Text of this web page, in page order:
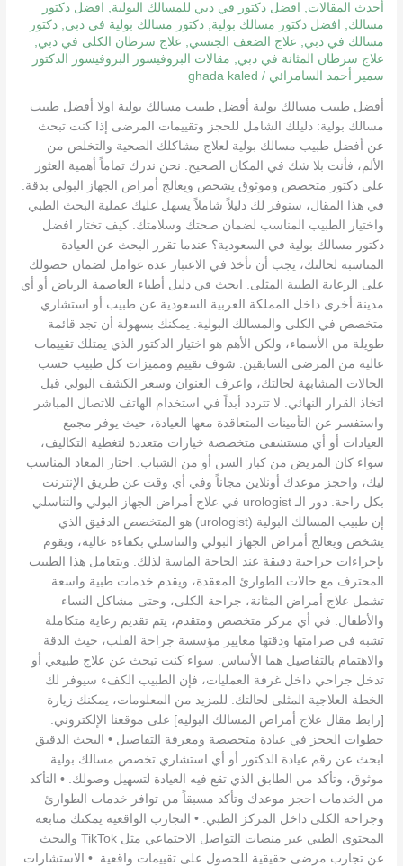
أحدث المقالات, افضل دكتور في دبي للمسالك البولية,
افضل دكتور
مسالك, افضل دكتور مسالك بولية,دكتور مسالك بولية في دبي,دكتور
مسالك في دبي, علاج الضعف الجنسي, علاج سرطان الكلى في دبي,
علاج سرطان المثانة في دبي, مقالات البروفيسور البروفيسور الدكتور
سمير أحمد السامرائي /
ghada kaled
أفضل طبيب مسالك بولية أفضل طبيب مسالك بولية اولا أفضل طبيب
مسالك بولية: دليلك الشامل للحجز وتقييمات المرضى إذا كنت تبحث
عن أفضل طبيب مسالك بولية لعلاج مشاكلك الصحية والتخلص من
الألم، فأنت بلا شك في المكان الصحيح. نحن ندرك تماماً أهمية العثور
على دكتور متخصص وموثوق يشخص ويعالج أمراض الجهاز البولي بدقة.
في هذا المقال، سنوفر لك دليلاً شاملاً يسهل عليك عملية البحث الطبي
واختيار الطبيب المناسب لضمان صحتك وسلامتك. كيف تختار افضل
دكتور مسالك بولية في السعودية؟ عندما تقرر البحث عن العيادة
المناسبة لحالتك، يجب أن تأخذ في الاعتبار عدة عوامل لضمان حصولك
على الرعاية الطبية المثلى. ابحث في دليل أطباء العاصمة الرياض أو أي
مدينة أخرى داخل المملكة العربية السعودية عن طبيب أو استشاري
متخصص في الكلى والمسالك البولية. يمكنك بسهولة أن تجد قائمة
طويلة من الأسماء، ولكن الأهم هو اختيار الدكتور الذي يمتلك تقييمات
عالية من المرضى السابقين. شوف تقييم ومميزات كل طبيب حسب
الحالات المشابهة لحالتك، واعرف العنوان وسعر الكشف البولي قبل
اتخاذ القرار النهائي. لا تتردد أبداً في استخدام الهاتف للاتصال المباشر
واستفسر عن التأمينات المتعاقدة معها العيادة، حيث يوفر مجمع
العيادات أو أي مستشفى متخصصة خيارات متعددة لتغطية التكاليف،
سواء كان المريض من كبار السن أو من الشباب. اختار المعاد المناسب
ليك، واحجز موعدك أونلاين مجاناً وفي أي وقت عن طريق الإنترنت
بكل راحة. دور الـ urologist في علاج أمراض الجهاز البولي والتناسلي
إن طبيب المسالك البولية (urologist) هو المتخصص الدقيق الذي
يشخص ويعالج أمراض الجهاز البولي والتناسلي بكفاءة عالية، ويقوم
بإجراءات جراحية دقيقة عند الحاجة الماسة لذلك. ويتعامل هذا الطبيب
المحترف مع حالات الطوارئ المعقدة، ويقدم خدمات طبية واسعة
تشمل علاج أمراض المثانة، جراحة الكلى، وحتى مشاكل النساء
والأطفال. في أي مركز متخصص ومتقدم، يتم تقديم رعاية متكاملة
تشبه في صرامتها ودقتها معايير مؤسسة جراحة القلب، حيث الدقة
والاهتمام بالتفاصيل هما الأساس. سواء كنت تبحث عن علاج طبيعي أو
تدخل جراحي داخل غرفة العمليات، فإن الطبيب الكفء سيوفر لك
الخطة العلاجية المثلى لحالتك. للمزيد من المعلومات، يمكنك زيارة
[رابط مقال علاج أمراض المسالك البوليه] على موقعنا الإلكتروني.
خطوات الحجز في عيادة متخصصة ومعرفة التفاصيل • البحث الدقيق
ابحث عن رقم عيادة الدكتور أو أي استشاري تخصص مسالك بولية
موثوق، وتأكد من الطابق الذي تقع فيه العيادة لتسهيل وصولك. • التأكد
من الخدمات احجز موعدك وتأكد مسبقاً من توافر خدمات الطوارئ
وجراحة الكلى داخل المركز الطبي. • التجارب الواقعية يمكنك متابعة
المحتوى الطبي عبر منصات التواصل الاجتماعي مثل TikTok والبحث
عن تجارب مرضى حقيقية للحصول على تقييمات واقعية. • الاستشارات